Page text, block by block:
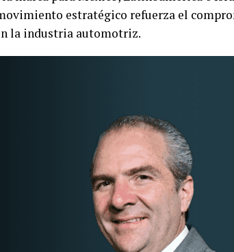
estratégico refuerza el
la industria automotriz.